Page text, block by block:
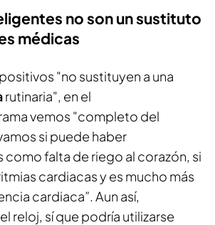
no son un sustituto
médicas
"no sustituyen a una
rutinaria", en el
vemos "completo del
si puede haber
falta de riego al corazón, si
cardiacas y es mucho más
cardiaca”. Aun así,
reloj, sí que podría utilizarse